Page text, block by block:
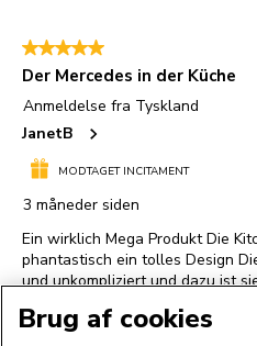
Brug af cookies